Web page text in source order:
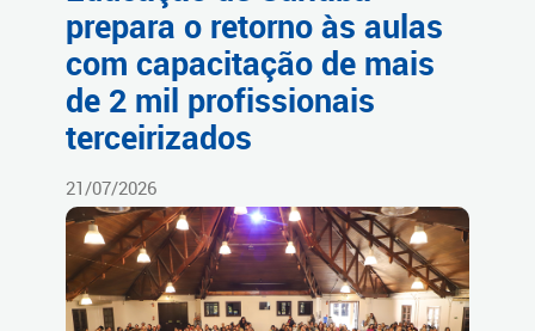
prepara o retorno às aulas
com capacitação de mais
de 2 mil profissionais
terceirizados
21/07/2026